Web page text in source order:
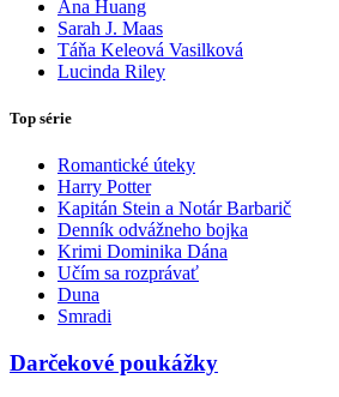
Ana Huang
Sarah J. Maas
Táňa Keleová Vasilková
Lucinda Riley
Top série
Romantické úteky
Harry Potter
Kapitán Stein a Notár Barbarič
Denník odvážneho bojka
Krimi Dominika Dána
Učím sa rozprávať
Duna
Smradi
Darčekové poukážky